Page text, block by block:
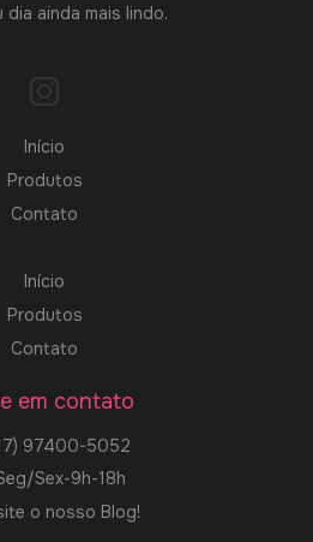
dia ainda mais lindo.
Início
Produtos
Contato
Início
Produtos
Contato
em contato
97400-5052
Sex-9h-18h
o nosso Blog!